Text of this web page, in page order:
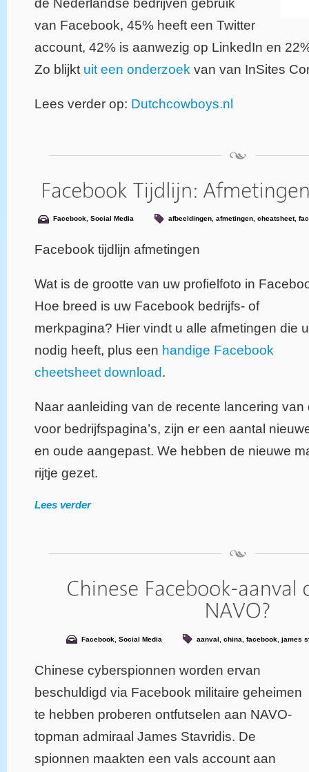
de Nederlandse bedrijven gebruik
van Facebook, 45% heeft een Twitter
account, 42% is aanwezig op LinkedIn en
Zo blijkt uit een onderzoek van van InSites
Lees verder op: Dutchcowboys.nl
Facebook, Social Media afbeeldingen, afmetingen, cheatsheet,
Facebook tijdlijn afmetingen
Wat is de grootte van uw profielfoto in
Hoe breed is uw Facebook bedrijfs- of
merkpagina? Hier vindt u alle afmetingen die u
nodig heeft, plus een handige Facebook
cheetsheet download.
Naar aanleiding van de recente lancering
voor bedrijfspagina’s, zijn er een aantal
en oude aangepast. We hebben de nieuwe
rijtje gezet.
Lees verder
Facebook Social Media aanval china facebook james
Chinese cyberspionnen worden ervan
beschuldigd via Facebook militaire geheimen
te hebben proberen ontfutselen aan NAVO-
topman admiraal James Stavridis. De
spionnen maakten een vals account aan